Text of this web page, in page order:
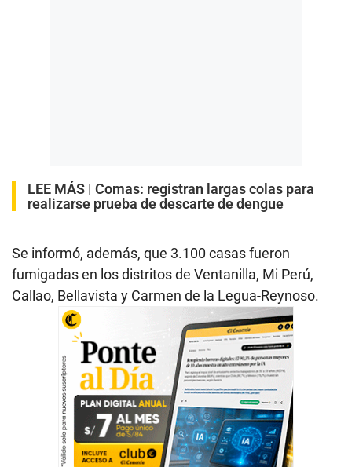
LEE MÁS | Comas: registran largas colas para
realizarse prueba de descarte de dengue
Se informó, además, que 3.100 casas fueron
fumigadas en los distritos de Ventanilla, Mi Perú,
Callao, Bellavista y Carmen de la Legua-Reynoso.